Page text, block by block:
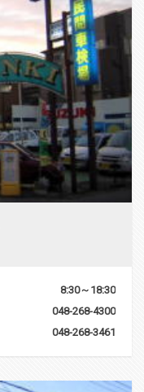
8:30～18:30
048-268-4300
048-268-3461